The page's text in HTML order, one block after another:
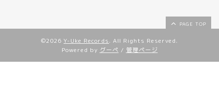
PAGE TOP
©2026 Y-Uke Records. All Rights Reserved.
Powered by グーペ / 管理ページ